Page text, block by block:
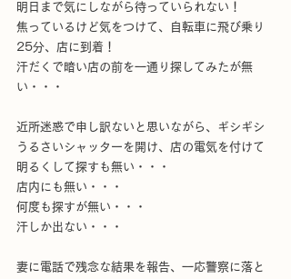
明日まで気にしながら待っていられない！
焦っているけど気をつけて、自転車に飛び乗り
25分、店に到着！
汗だくで暗い店の前を一通り探してみたが無
い・・・
近所迷惑で申し訳ないと思いながら、ギシギシ
うるさいシャッターを開け、店の電気を付けて
明るくして探すも無い・・・
店内にも無い・・・
何度も探すが無い・・・
汗しか出ない・・・
妻に電話で残念な結果を報告、一応警察に落と